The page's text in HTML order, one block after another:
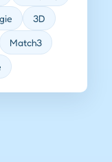
3D
Match3